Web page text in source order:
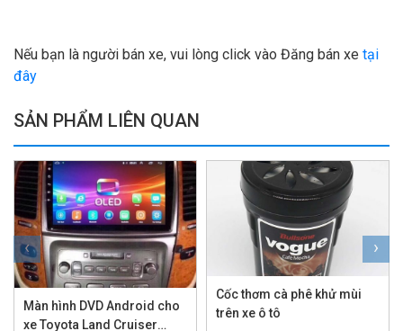
Nếu bạn là người bán xe, vui lòng click vào Đăng bán xe tại
đây
SẢN PHẨM LIÊN QUAN
Màn hình DVD Android cho
xe Toyota Land Cruiser
Cốc thơm cà phê khử mùi
trên xe ô tô
‹ ›